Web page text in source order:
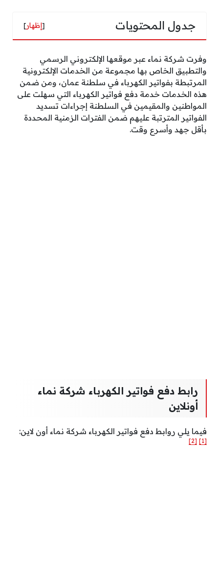
جدول المحتويات [إظهار]
وفرت شركة نماء عبر موقعها الإلكتروني الرسمي
والتطبيق الخاص بها مجموعة من الخدمات الإلكترونية
المرتبطة بفواتير الكهرباء في سلطنة عمان، ومن ضمن
هذه الخدمات خدمة دفع فواتير الكهرباء التي سهلت على
المواطنين والمقيمين في السلطنة إجراءات تسديد
الفواتير المترتبة عليهم ضمن الفترات الزمنية المحددة
بأقل جهد وأسرع وقت.
رابط دفع فواتير الكهرباء شركة نماء
أونلاين
فيما يلي روابط دفع فواتير الكهرباء شركة نماء أون لاين:
[1]
[2]